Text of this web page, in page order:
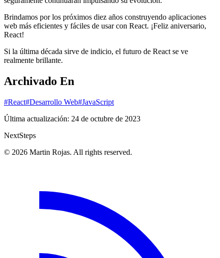
Brindamos por los próximos diez años construyendo aplicaciones
web más eficientes y fáciles de usar con React. ¡Feliz aniversario,
React!
Si la última década sirve de indicio, el futuro de React se ve
realmente brillante.
Archivado En
#React#Desarrollo Web#JavaScript
Última actualización: 24 de octubre de 2023
NextSteps
© 2026 Martin Rojas. All rights reserved.